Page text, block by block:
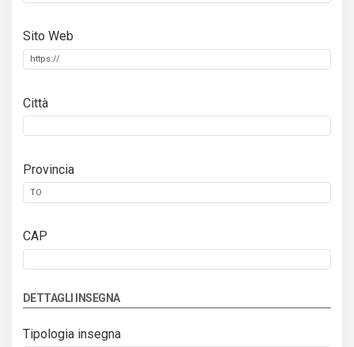
Sito Web
Città
Provincia
CAP
DETTAGLI INSEGNA
Tipologia insegna